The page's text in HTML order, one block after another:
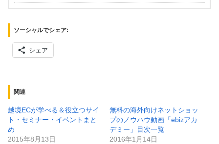
ソーシャルでシェア:
シェア
関連
越境ECが学べる＆役立つサイ
ト・セミナー・イベントまと
め
2015年8月13日
無料の海外向けネットショッ
プのノウハウ動画「ebizアカ
デミー」目次一覧
2016年1月14日